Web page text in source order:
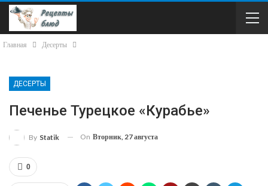
Главная Десерты
ДЕСЕРТЫ
Печенье Турецкое «Курабье»
By Statik On Вторник, 27 августа
0